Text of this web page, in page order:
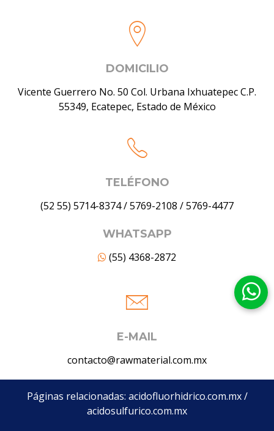
DOMICILIO
Vicente Guerrero No. 50 Col. Urbana Ixhuatepec C.P.
55349, Ecatepec, Estado de México
TELÉFONO
(52 55) 5714-8374/5769-2108 /5769-4477
WHATSAPP
(55) 4368-2872
E-MAIL
contacto@rawmaterial.com.mx
Páginas relacionadas: acidofluorhidrico.com.mx/
acidosulfurico.com.mx